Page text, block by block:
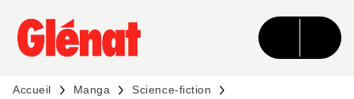
MENU RECHERCHE CONTENU
PIED DE PAGE
Accueil Manga
Science-fiction